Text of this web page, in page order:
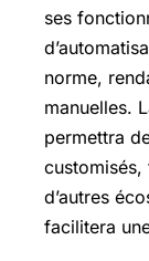
ses
norme,
manuelles.
permettra
customisés,
d’autres
facilitera